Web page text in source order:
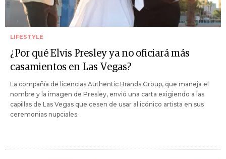
LIFESTYLE
¿Por qué Elvis Presley ya no oficiará más
casamientos en Las Vegas?
La compañía de licencias Authentic Brands Group, que maneja el
nombre y la imagen de Presley, envió una carta exigiendo a las
capillas de Las Vegas que cesen de usar al icónico artista en sus
ceremonias nupciales.